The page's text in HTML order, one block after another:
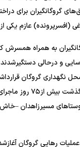
گروگانگیران برای
(افسرپرونده) عازم یکی
به همراه
و درحالی
نگهداری گروگان
پلیس داشتند،
را به یکی ازروستا‌های
عملیات رهایی گروگان